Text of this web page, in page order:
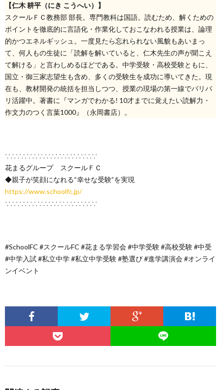
【仁木 耕平（にき こうへい）】
スクールＦＣ教務部 部長。専門教科は国語。読むため、解くための
ポイントを徹底的に言語化・作業化しておこなわれる授業は、論理
的かつエネルギッシュ。一度見たら忘れられない風貌もあいまっ
て、何人もの生徒に「読解を解いていると、仁木先生の声が聞こえ
て解ける」と言わしめるほどである。中学受験・高校受験ともに、
国立・御三家志望生も含め、多くの受験生を成功に導いてきた。現
在も、教材開発の統括を担当しつつ、授業の現場の第一線でバリバ
リ活躍中。著書に『マンガでわかる! 10才までに覚えたい読解力・
作文力のつく言葉1000』（永岡書店）。
∵∴∵∴∵∴∵∴∵∴∵∴∵∴∵∴∵
花まるグループ スクールＦＣ
◆親子が笑顔になれる“幸せな受験”を実現
https://www.schoolfc.jp/
∵∴∵∴∵∴∵∴∵∴∵∴∵∴∵∴∵
#SchoolFC #スクールFC #花まる学習会 #中学受験 #高校受験 #中受
#中学入試 #私立中学 #私立中学受験 #塾選び #進学講演会 #オンライ
ンイベント